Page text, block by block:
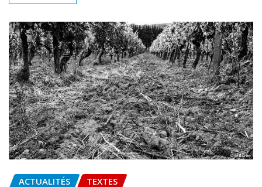
ACTUALITÉS TEXTES